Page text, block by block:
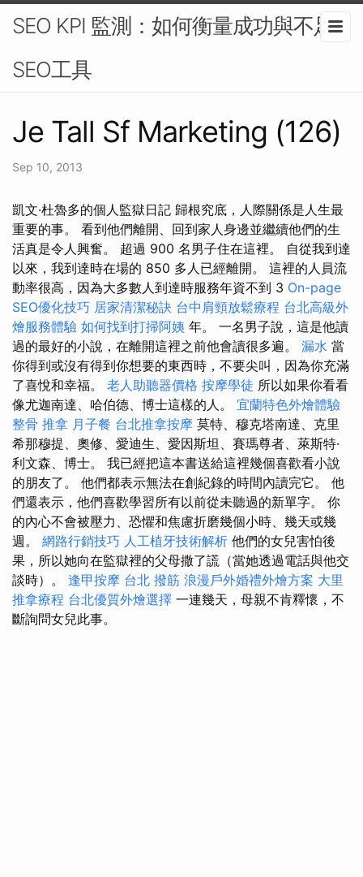
SEO KPI 監測：如何衡量成功與不足-
SEO工具
Je Tall Sf Marketing (126)
Sep 10, 2013
凱文·杜魯多的個人監獄日記 歸根究底，人際關係是人生最
重要的事。 看到他們離開、回到家人身邊並繼續他們的生
活真是令人興奮。 超過 900 名男子住在這裡。 自從我到達
以來，我到達時在場的 850 多人已經離開。 這裡的人員流
動率很高，因為大多數人到達時服務年資不到 3 On-page
SEO優化技巧 居家清潔秘訣 台中肩頸放鬆療程 台北高級外
燴服務體驗 如何找到打掃阿姨 年。 一名男子說，這是他讀
過的最好的小說，在離開這裡之前他會讀很多遍。 漏水 當
你得到或沒有得到你想要的東西時，不要尖叫，因為你充滿
了喜悅和幸福。 老人助聽器價格 按摩學徒 所以如果你看看
像尤迦南達、哈伯德、博士這樣的人。 宜蘭特色外燴體驗
整骨 推拿 月子餐 台北推拿按摩 莫特、穆克塔南達、克里
希那穆提、奧修、愛迪生、愛因斯坦、賽瑪尊者、萊斯特·
利文森、博士。 我已經把這本書送給這裡幾個喜歡看小說
的朋友了。 他們都表示無法在創紀錄的時間內讀完它。 他
們還表示，他們喜歡學習所有以前從未聽過的新單字。 你
的內心不會被壓力、恐懼和焦慮折磨幾個小時、幾天或幾
週。 網路行銷技巧 人工植牙技術解析 他們的女兒害怕後
果，所以她向在監獄裡的父母撒了謊（當她透過電話與他交
談時）。 逢甲按摩 台北 撥筋 浪漫戶外婚禮外燴方案 大里
推拿療程 台北優質外燴選擇 一連幾天，母親不肯釋懷，不
斷詢問女兒此事。